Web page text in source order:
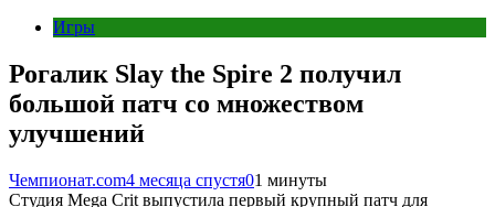
Игры
Рогалик Slay the Spire 2 получил
большой патч со множеством
улучшений
Чемпионат.com4 месяца спустя01 минуты
Студия Mega Crit выпустила первый крупный патч для